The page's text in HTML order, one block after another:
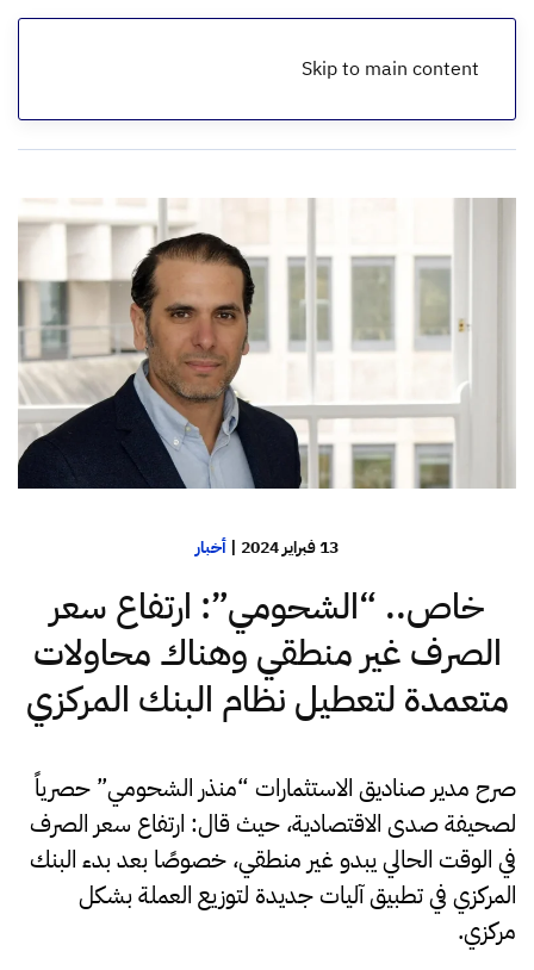
Skip to main content
الرئيسية
13 فبراير 2024 | أخبار
خاص.. “الشحومي”: ارتفاع سعر
الصرف غير منطقي وهناك محاولات
متعمدة لتعطيل نظام البنك المركزي
صرح مدير صناديق الاستثمارات “منذر الشحومي” حصرياً
لصحيفة صدى الاقتصادية، حيث قال: ارتفاع سعر الصرف
في الوقت الحالي يبدو غير منطقي، خصوصًا بعد بدء البنك
المركزي في تطبيق آليات جديدة لتوزيع العملة بشكل
مركزي.